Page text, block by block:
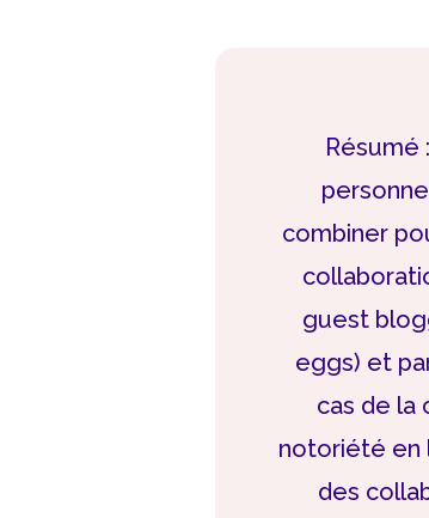
Résumé
combiner
guest
eggs) et
cas de la
notoriété en
des